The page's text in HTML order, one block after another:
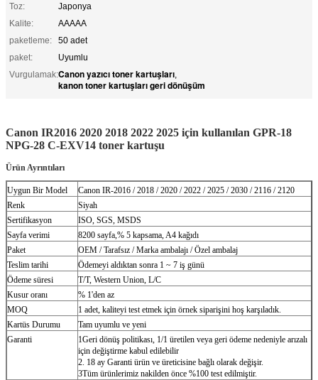
Toz:
Japonya
Kalite:
AAAAA
paketleme:
50 adet
paket:
Uyumlu
Vurgulamak:Canon yazıcı toner kartuşları,
kanon toner kartuşları geri dönüşüm
Canon IR2016 2020 2018 2022 2025 için kullanılan GPR-18
NPG-28 C-EXV14 toner kartuşu
Ürün Ayrıntıları
Uygun Bir Model
Canon IR-2016 / 2018 / 2020 / 2022 / 2025 / 2030 / 2116 / 2120
Renk
Siyah
Sertifikasyon
ISO, SGS, MSDS
Sayfa verimi
8200 sayfa,% 5 kapsama, A4 kağıdı
Paket
OEM / Tarafsız / Marka ambalajı / Özel ambalaj
Teslim tarihi
Ödemeyi aldıktan sonra 1 ~ 7 iş günü
Ödeme süresi
T/T, Western Union, L/C
Kusur oranı
% 1'den az
MOQ
1 adet, kaliteyi test etmek için örnek siparişini hoş karşıladık.
Kartüs Durumu
Tam uyumlu ve yeni
Garanti
1Geri dönüş politikası, 1/1 üretilen veya geri ödeme nedeniyle arızalı
için değiştirme kabul edilebilir
2. 18 ay Garanti ürün ve üreticisine bağlı olarak değişir.
3Tüm ürünlerimiz nakilden önce %100 test edilmiştir.